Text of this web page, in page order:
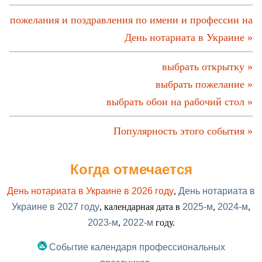
пожелания и поздравления по имени и профессии на
День нотариата в Украине »
выбрать открытку »
выбрать пожелание »
выбрать обои на рабочий стол »
Популярность этого события »
Когда отмечается
День нотариата в Украине в 2026 году, День нотариата в
Украине в 2027 году, календарная дата в 2025-м, 2024-м,
2023-м, 2022-м году.
Событие календаря профессиональных